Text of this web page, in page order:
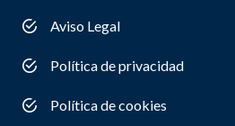
Aviso Legal
Política de privacidad
Política de cookies